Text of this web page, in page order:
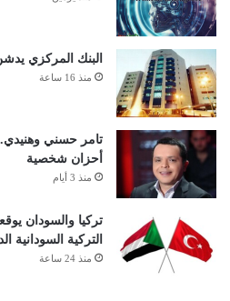
البنك المركزي
منذ 16 ساعة
تامر حسني وهنيدي..
أحزان شخصية
منذ 3 أيام
تركيا والسودان
التركية السودانية
منذ 24 ساعة